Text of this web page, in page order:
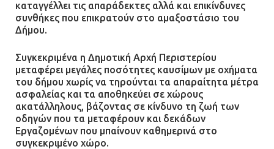
για μηχάνημα καρδιολογικών
επεμβάσεων
ΔΗΜΟΣ ΜΑΝΔΡΑΣ ΕΙΔΥΛΛΙΑΣ: Δύο
νέα πολυδύναμα οχήματα 4×4
ενισχύουν την Πολιτική Προστασία
08.07.2026 | 09:40
καταγγέλλει τις απαράδεκτες αλλά και επικίνδυνες
συνθήκες που επικρατούν στο αμαξοστάσιο του
Δήμου.
Συγκεκριμένα η Δημοτική Αρχή Περιστερίου
μεταφέρει μεγάλες ποσότητες καυσίμων με οχήματα
του δήμου χωρίς να τηρούνται τα απαραίτητα μέτρα
ασφαλείας και τα αποθηκεύει σε χώρους
ακατάλληλους, βάζοντας σε κίνδυνο τη ζωή των
οδηγών που τα μεταφέρουν και δεκάδων
Εργαζομένων που μπαίνουν καθημερινά στο
συγκεκριμένο χώρο.